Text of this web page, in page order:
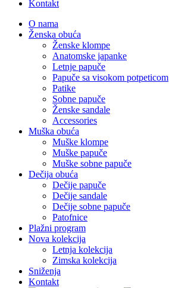
Kontakt
O nama
Ženska obuća
Ženske klompe
Anatomske japanke
Letnje papuče
Papuče sa visokom potpeticom
Patike
Sobne papuče
Ženske sandale
Accessories
Muška obuća
Muške klompe
Muške papuče
Muške sobne papuče
Dečija obuća
Dečije papuče
Dečije sandale
Dečije sobne papuče
Patofnice
Plažni program
Nova kolekcija
Letnja kolekcija
Zimska kolekcija
Sniženja
Kontakt